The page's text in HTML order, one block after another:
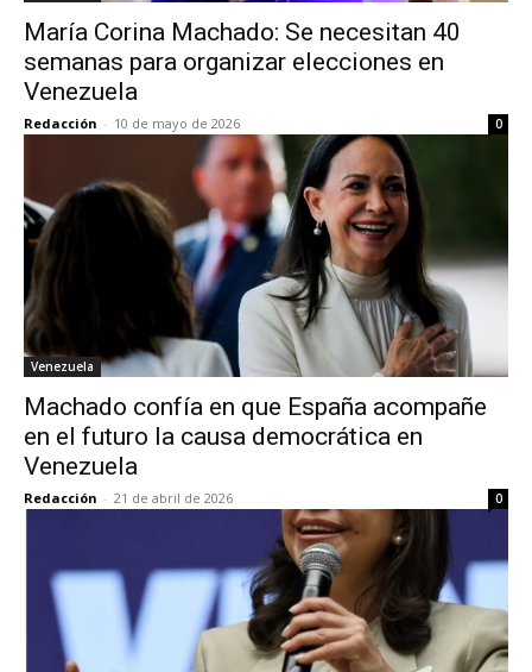
María Corina Machado: Se necesitan 40
semanas para organizar elecciones en
Venezuela
Redacción - 10 de mayo de 2026 0
Venezuela
Machado confía en que España acompañe
en el futuro la causa democrática en
Venezuela
Redacción - 21 de abril de 2026 0